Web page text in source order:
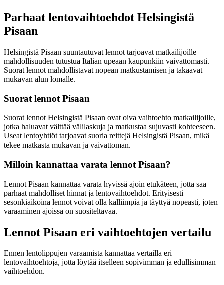
Parhaat lentovaihtoehdot Helsingistä
Pisaan
Helsingistä Pisaan suuntautuvat lennot tarjoavat matkailijoille
mahdollisuuden tutustua Italian upeaan kaupunkiin vaivattomasti.
Suorat lennot mahdollistavat nopean matkustamisen ja takaavat
mukavan alun lomalle.
Suorat lennot Pisaan
Suorat lennot Helsingistä Pisaan ovat oiva vaihtoehto matkailijoille,
jotka haluavat välttää välilaskuja ja matkustaa sujuvasti kohteeseen.
Useat lentoyhtiöt tarjoavat suoria reittejä Helsingistä Pisaan, mikä
tekee matkasta mukavan ja vaivattoman.
Milloin kannattaa varata lennot Pisaan?
Lennot Pisaan kannattaa varata hyvissä ajoin etukäteen, jotta saa
parhaat mahdolliset hinnat ja lentovaihtoehdot. Erityisesti
sesonkiaikoina lennot voivat olla kalliimpia ja täyttyä nopeasti, joten
varaaminen ajoissa on suositeltavaa.
Lennot Pisaan eri vaihtoehtojen vertailu
Ennen lentolippujen varaamista kannattaa vertailla eri
lentovaihtoehtoja, jotta löytää itselleen sopivimman ja edullisimman
vaihtoehdon.